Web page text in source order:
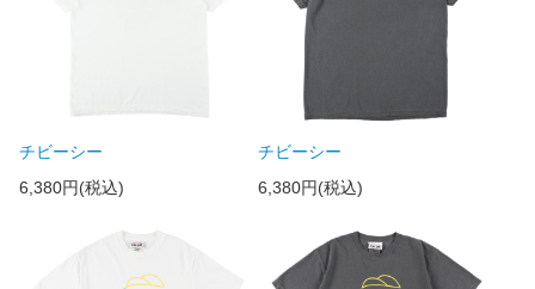
チビーシー
6,380円(税込)
チビーシー
6,380円(税込)